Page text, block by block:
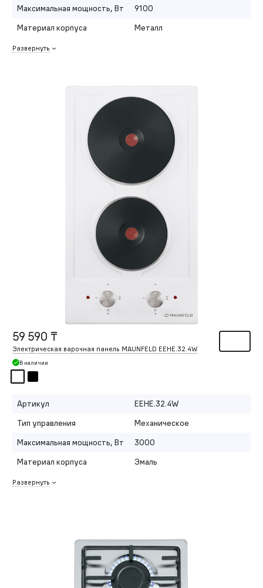
Максимальная мощность, Вт
9100
Материал корпуса
Металл
Развернуть
59 590 ₸
Электрическая варочная панель MAUNFELD EEHE.32.4W
В наличии
Артикул
EEHE.32.4W
Тип управления
Механическое
Максимальная мощность, Вт
3000
Материал корпуса
Эмаль
Развернуть